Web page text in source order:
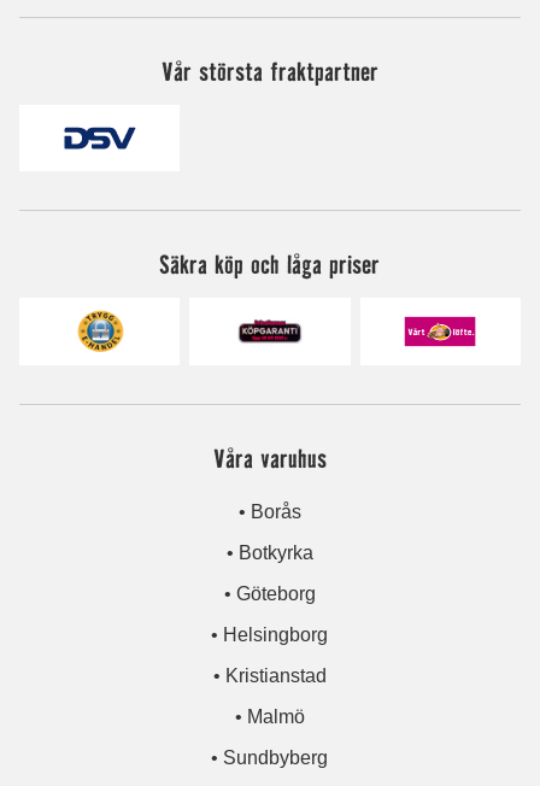
Vår största fraktpartner
Säkra köp och låga priser
Våra varuhus
• Borås
• Botkyrka
• Göteborg
• Helsingborg
• Kristianstad
• Malmö
• Sundbyberg